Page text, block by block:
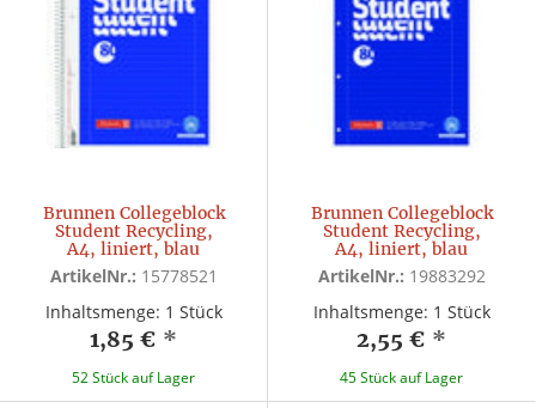
Brunnen Collegeblock
Student Recycling,
A4, liniert, blau
ArtikelNr.: 15778521
Inhaltsmenge: 1 Stück
1,85 € *
52 Stück auf Lager
Brunnen Collegeblock
Student Recycling,
A4, liniert, blau
ArtikelNr.: 19883292
Inhaltsmenge: 1 Stück
2,55 € *
45 Stück auf Lager